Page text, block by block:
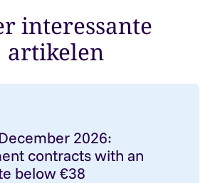
interessante
artikelen
2026:
contracts with an
below €38